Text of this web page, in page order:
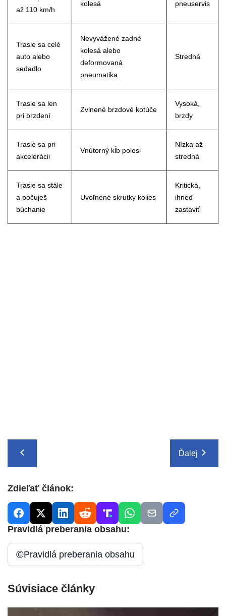
až 110 km/h
kolesá pneuservis
Trasie sa celé
auto alebo
sedadlo
Nevyvážené zadné
kolesá alebo
deformovaná
pneumatika
Stredná
Trasie sa len
pri brzdení
Zvlnené brzdové kotúče
Vysoká,
brzdy
Trasie sa pri
akcelerácii
Vnútorný kĺb polosi
Nízka až
stredná
Trasie sa stále
a počuješ
búchanie
Uvoľnené skrutky kolies
Kritická,
ihneď
zastaviť
Ďalej
Zdieľať článok:
Pravidlá preberania obsahu:
©Pravidlá preberania obsahu
Súvisiace články